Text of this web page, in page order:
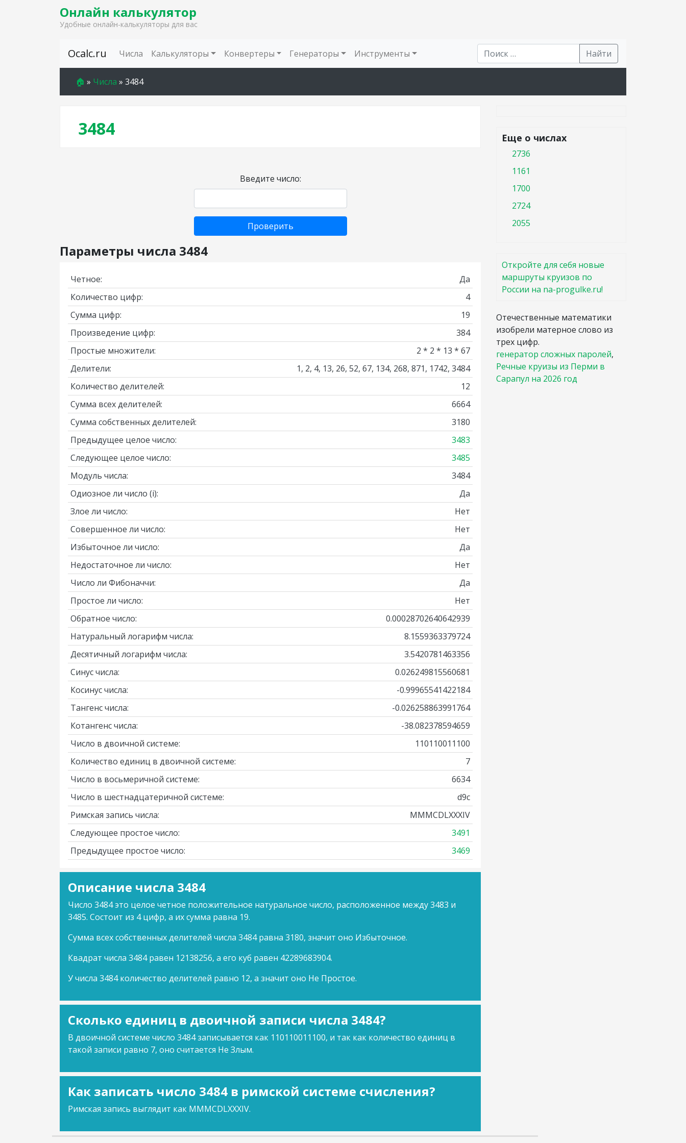
Онлайн калькулятор
Удобные онлайн-калькуляторы для вас
Ocalc.ru Числа Калькуляторы Конвертеры Генераторы Инструменты Найти
🏠 » Числа » 3484
3484
Введите число:
Проверить
Параметры числа 3484
Четное:
Да
Количество цифр:
4
Сумма цифр:
19
Произведение цифр:
384
Простые множители:
2 * 2 * 13 * 67
Делители:
1, 2, 4, 13, 26, 52, 67, 134, 268, 871, 1742, 3484
Количество делителей:
12
Сумма всех делителей:
6664
Сумма собственных делителей:
3180
Предыдущее целое число:
3483
Следующее целое число:
3485
Модуль числа:
3484
Одиозное ли число (i):
Да
Злое ли число:
Нет
Совершенное ли число:
Нет
Избыточное ли число:
Да
Недостаточное ли число:
Нет
Число ли Фибоначчи:
Да
Простое ли число:
Нет
Обратное число:
0.00028702640642939
Натуральный логарифм числа:
8.1559363379724
Десятичный логарифм числа:
3.5420781463356
Синус числа:
0.026249815560681
Косинус числа:
-0.99965541422184
Тангенс числа:
-0.026258863991764
Котангенс числа:
-38.082378594659
Число в двоичной системе:
110110011100
Количество единиц в двоичной системе:
7
Число в восьмеричной системе:
6634
Число в шестнадцатеричной системе:
d9c
Римская запись числа:
MMMCDLXXXIV
Следующее простое число:
3491
Предыдущее простое число:
3469
Описание числа 3484
Число 3484 это целое четное положительное натуральное число, расположенное между 3483 и
3485. Состоит из 4 цифр, а их сумма равна 19.
Сумма всех собственных делителей числа 3484 равна 3180, значит оно Избыточное.
Квадрат числа 3484 равен 12138256, а его куб равен 42289683904.
У числа 3484 количество делителей равно 12, а значит оно Не Простое.
Сколько единиц в двоичной записи числа 3484?
В двоичной системе число 3484 записывается как 110110011100, и так как количество единиц в
такой записи равно 7, оно считается Не Злым.
Как записать число 3484 в римской системе счисления?
Римская запись выглядит как MMMCDLXXXIV.
Еще о числах
2736
1161
1700
2724
2055
Откройте для себя новые
маршруты круизов по
России на na-progulke.ru!
Отечественные математики
изобрели матерное слово из
трех цифр.
генератор сложных паролей,
Речные круизы из Перми в
Сарапул на 2026 год